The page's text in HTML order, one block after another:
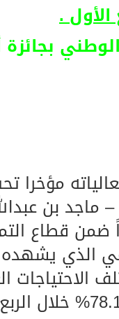
الاهلي
العربي الوطني
أقيمت
ماجد بن
قطاع
الذي
الاحتياجات
حيث سجل البنك معدل تطور